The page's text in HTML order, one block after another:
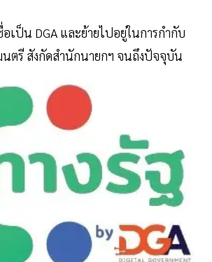
เป็น DGA และย้ายไปอยู่ในการกำกับ
ตรี สังกัดสำนักนายกฯ จนถึงปัจจุบัน